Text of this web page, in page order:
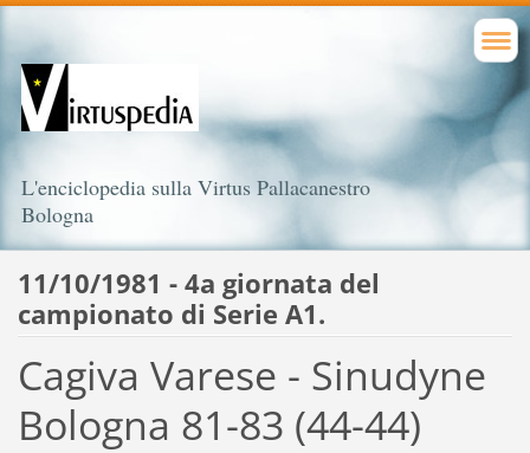
L'enciclopedia sulla Virtus Pallacanestro
Bologna
11/10/1981 - 4a giornata del
campionato di Serie A1.
Cagiva Varese - Sinudyne
Bologna 81-83 (44-44)